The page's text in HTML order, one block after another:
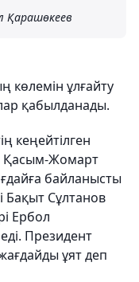
Қарашөкеев
көлемін ұлғайту
қабылданады.
кеңейтілген
Қасым-Жомарт
байланысты
Бақыт Сұлтанов
Ербол
Президент
ұят деп